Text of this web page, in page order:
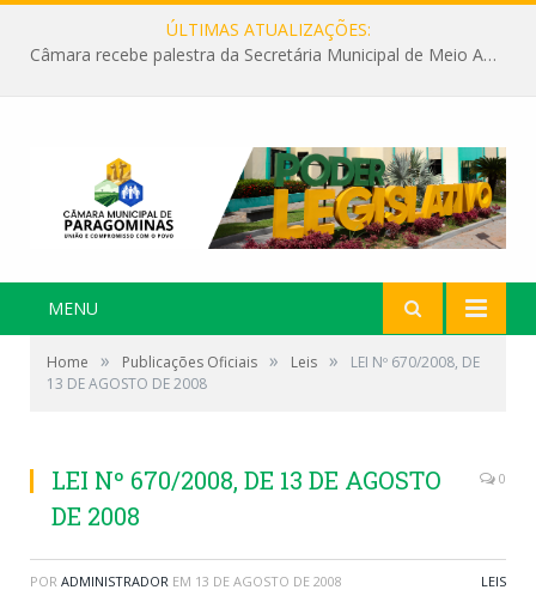
ÚLTIMAS ATUALIZAÇÕES:
Câmara recebe palestra da Secretária Municipal de Meio Ambiente sobre as ações da “SEMANA DO MEIO AMBIENTE”
MENU
Home » Publicações Oficiais » Leis »
LEI Nº 670/2008, DE
13 DE AGOSTO DE 2008
LEI Nº 670/2008, DE 13 DE AGOSTO
DE 2008
0
POR ADMINISTRADOR EM 13 DE AGOSTO DE 2008 LEIS